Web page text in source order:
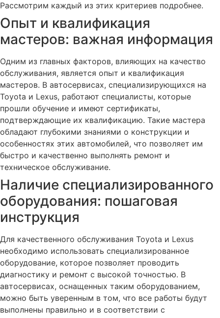
Рассмотрим каждый из этих критериев подробнее.
Опыт и квалификация
мастеров: важная информация
Одним из главных факторов, влияющих на качество
обслуживания, является опыт и квалификация
мастеров. В автосервисах, специализирующихся на
Toyota и Lexus, работают специалисты, которые
прошли обучение и имеют сертификаты,
подтверждающие их квалификацию. Такие мастера
обладают глубокими знаниями о конструкции и
особенностях этих автомобилей, что позволяет им
быстро и качественно выполнять ремонт и
техническое обслуживание.
Наличие специализированного
оборудования: пошаговая
инструкция
Для качественного обслуживания Toyota и Lexus
необходимо использовать специализированное
оборудование, которое позволяет проводить
диагностику и ремонт с высокой точностью. В
автосервисах, оснащенных таким оборудованием,
можно быть уверенным в том, что все работы будут
выполнены правильно и в соответствии с